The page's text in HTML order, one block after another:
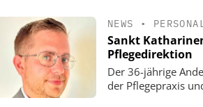
NEWS •
Sankt
Pflegedirektion
Der 36-jährige
der Pflegepraxis